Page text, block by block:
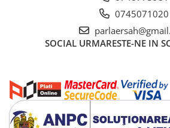
0745071020
SOCIAL URMARESTE-NE IN